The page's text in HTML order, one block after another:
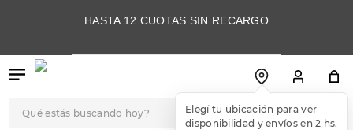
HASTA 12 CUOTAS SIN RECARGO
Elegí tu ubicación para ver
disponibilidad y envíos en 2 hs.